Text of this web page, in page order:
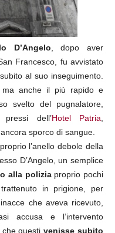
D’Angelo , dopo aver
Francesco, fu avvistato
al suo inseguimento.
anche il più rapido e
svelto del pugnalatore,
dell’Hotel Patria
sporco di sangue.
l’anello debole della
D’Angelo, un semplice
alla poliziaproprio pochi
in prigione, per
che aveva ricevuto,
accusa e l’intervento
che questivenisse subito